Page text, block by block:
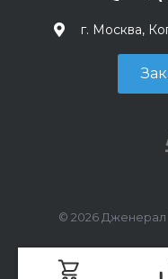
г. Москва,
© 2026